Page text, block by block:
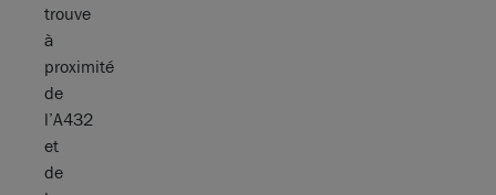
trouve
à
proximité
de
l’A432
et
de